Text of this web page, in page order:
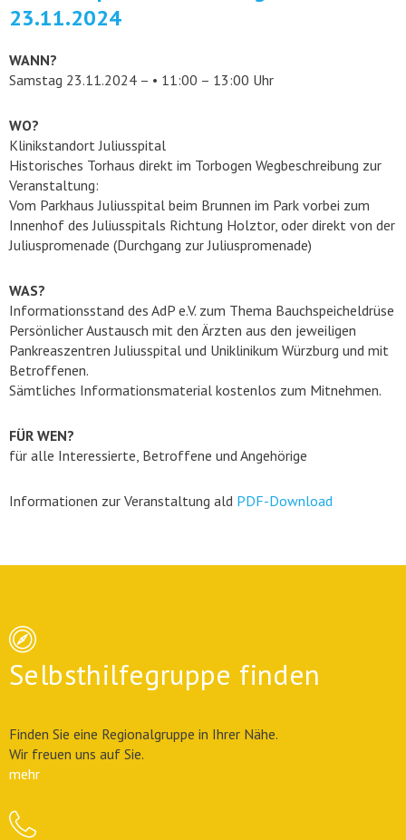
23.11.2024
WANN?
Samstag 23.11.2024 – • 11:00 – 13:00 Uhr
WO?
Klinikstandort Juliusspital
Historisches Torhaus direkt im Torbogen Wegbeschreibung zur
Veranstaltung:
Vom Parkhaus Juliusspital beim Brunnen im Park vorbei zum
Innenhof des Juliusspitals Richtung Holztor, oder direkt von der
Juliuspromenade (Durchgang zur Juliuspromenade)
WAS?
Informationsstand des AdP e.V. zum Thema Bauchspeicheldrüse
Persönlicher Austausch mit den Ärzten aus den jeweiligen
Pankreaszentren Juliusspital und Uniklinikum Würzburg und mit
Betroffenen.
Sämtliches Informationsmaterial kostenlos zum Mitnehmen.
FÜR WEN?
für alle Interessierte, Betroffene und Angehörige
Informationen zur Veranstaltung ald PDF-Download
Selbsthilfegruppe finden
Finden Sie eine Regionalgruppe in Ihrer Nähe.
Wir freuen uns auf Sie.
mehr